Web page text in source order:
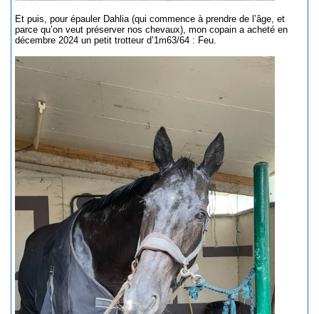
Et puis, pour épauler Dahlia (qui commence à prendre de l’âge, et
parce qu’on veut préserver nos chevaux), mon copain a acheté en
décembre 2024 un petit trotteur d’1m63/64 : Feu.